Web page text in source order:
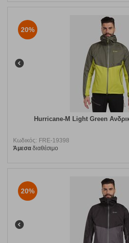
20%
Hurricane-M Light Green
Κωδικός: FRE-19398
Άμεσα διαθέσιμο
20%